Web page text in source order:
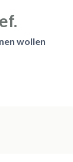
wollen